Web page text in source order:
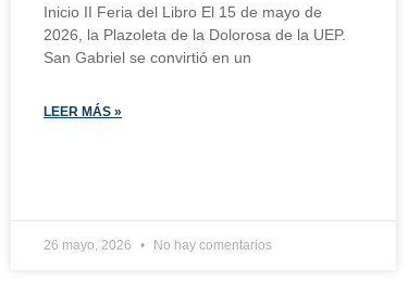
Inicio II Feria del Libro El 15 de mayo de
2026, la Plazoleta de la Dolorosa de la UEP.
San Gabriel se convirtió en un
LEER MÁS »
26 mayo, 2026 No hay comentarios